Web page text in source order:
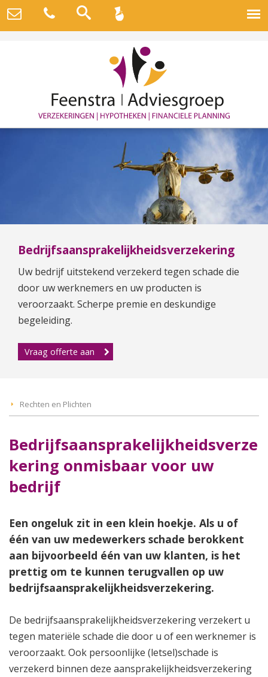
Bedrijfsaansprakelijkheidsverzekering
Uw bedrijf uitstekend verzekerd tegen schade die
door uw werknemers en uw producten is
veroorzaakt. Scherpe premie en deskundige
begeleiding.
Vraag offerte aan
Rechten en Plichten
Bedrijfsaansprakelijkheidsverze
kering onmisbaar voor uw
bedrijf
Een ongeluk zit in een klein hoekje. Als u of
één van uw medewerkers schade berokkent
aan bijvoorbeeld één van uw klanten, is het
prettig om te kunnen terugvallen op uw
bedrijfsaansprakelijkheidsverzekering.
De bedrijfsaansprakelijkheidsverzekering verzekert u
tegen materiële schade die door u of een werknemer is
veroorzaakt. Ook persoonlijke (letsel)schade is
verzekerd binnen deze aansprakelijkheidsverzekering